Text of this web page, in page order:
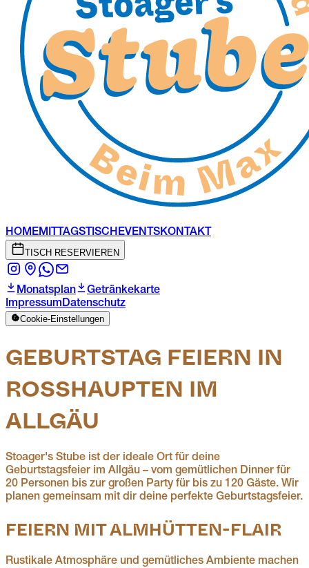
HOMEMITTAGSTISCHEVENTSKONTAKT
TISCH RESERVIEREN
Monatsplan
Getränkekarte
ImpressumDatenschutz
Cookie-Einstellungen
GEBURTSTAG FEIERN IN
ROSSHAUPTEN IM A
LLGÄU
Stoager's Stube ist der ideale Ort für deine
Geburtstagsfeier im Allgäu – vom gemütlichen Dinner für
20 Personen bis zur großen Party für bis zu 120 Gäste. Wir
planen gemeinsam mit dir deine perfekte Geburtstagsfeier.
FEIERN MIT ALMHÜTTEN-FLAIR
Rustikale Atmosphäre und gemütliches Ambiente machen